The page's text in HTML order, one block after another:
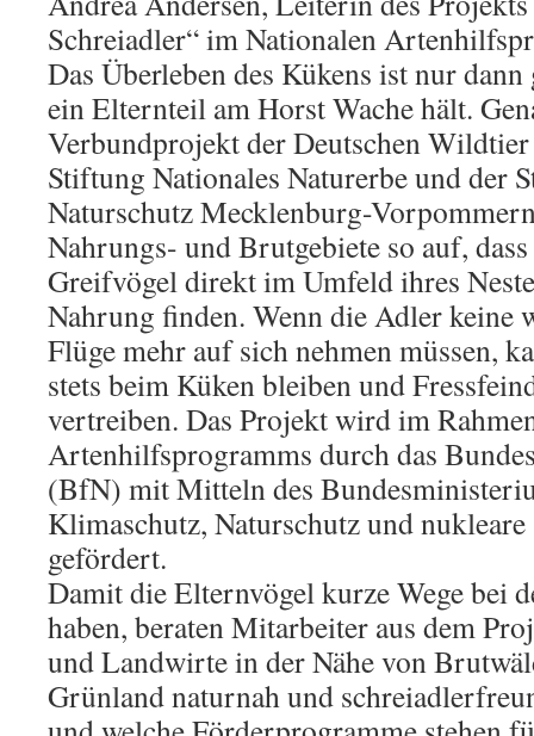
Schreiadler“ im Nationalen
Das Überleben des Kükens ist nur
ein Elternteil am Horst Wache hält.
Verbundprojekt der Deutschen
Stiftung Nationales Naturerbe und der
Naturschutz Mecklenburg-
Nahrungs- und Brutgebiete so auf,
Greifvögel direkt im Umfeld ihres
Nahrung finden. Wenn die Adler keine
Flüge mehr auf sich nehmen müssen,
stets beim Küken bleiben und
vertreiben. Das Projekt wird im
Artenhilfsprogramms durch das
(BfN) mit Mitteln des
Klimaschutz, Naturschutz und
gefördert.
Damit die Elternvögel kurze Wege bei
haben, beraten Mitarbeiter aus dem
und Landwirte in der Nähe von
Grünland naturnah und